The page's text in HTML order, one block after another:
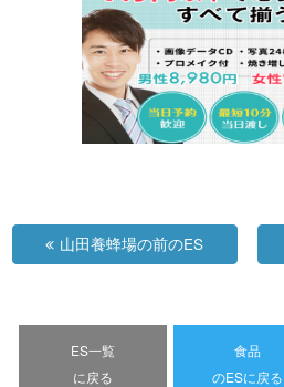
山田養蜂場の前のES
ES一覧
に戻る
食品
のESに戻る